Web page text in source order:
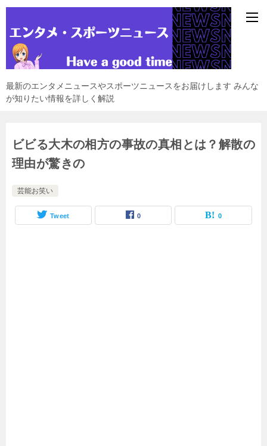
最新のエンタメニュースやスポーツニュースをお届けします みんな
が知りたい情報を詳しく解説
ビビる大木の相方の事故の真相とは？解散の
理由が驚きの
芸能お笑い
Tweet 0 0